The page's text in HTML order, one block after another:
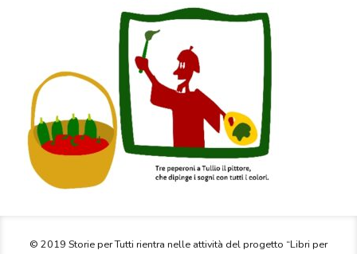
© 2019 Storie per Tutti rientra nelle attività del progetto “Libri per